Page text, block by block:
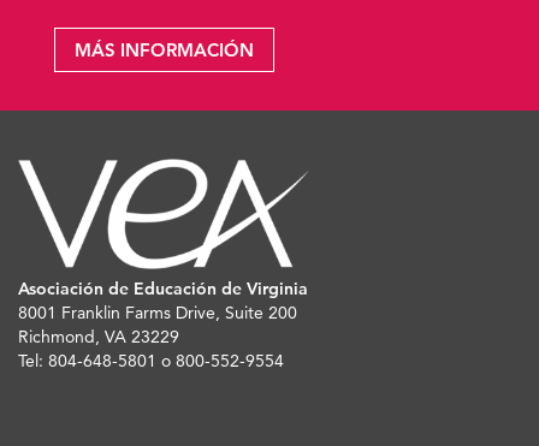
MÁS INFORMACIÓN
Asociación de Educación de Virginia
8001 Franklin Farms Drive, Suite 200
Richmond, VA 23229
Tel: 804-648-5801 o 800-552-9554